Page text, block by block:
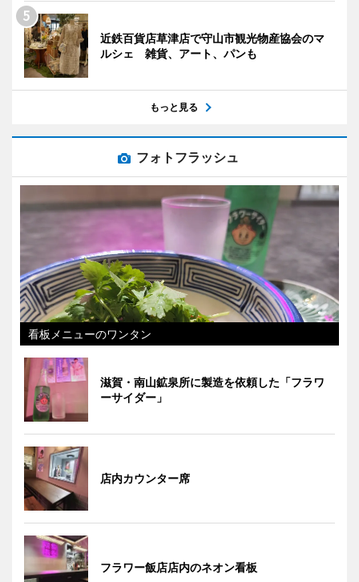
近鉄百貨店草津店で守山市観光物産協会のマ
ルシェ 雑貨、アート、パンも
もっと見る
フォトフラッシュ
看板メニューのワンタン
滋賀・南山鉱泉所に製造を依頼した「フラワ
ーサイダー」
店内カウンター席
フラワー飯店店内のネオン看板